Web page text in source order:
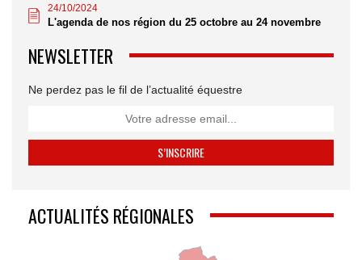
24/10/2024
L'agenda de nos région du 25 octobre au 24 novembre
NEWSLETTER
Ne perdez pas le fil de l’actualité équestre
ACTUALITÉS RÉGIONALES